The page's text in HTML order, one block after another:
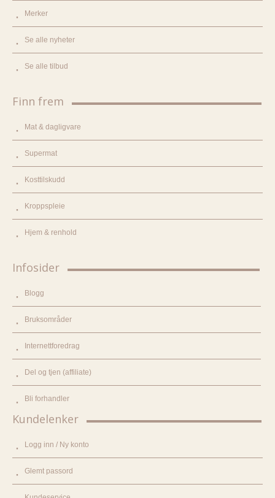
Merker
Se alle nyheter
Se alle tilbud
Finn frem
Mat & dagligvare
Supermat
Kosttilskudd
Kroppspleie
Hjem & renhold
Infosider
Blogg
Bruksområder
Internettforedrag
Del og tjen (affiliate)
Bli forhandler
Kundelenker
Logg inn / Ny konto
Glemt passord